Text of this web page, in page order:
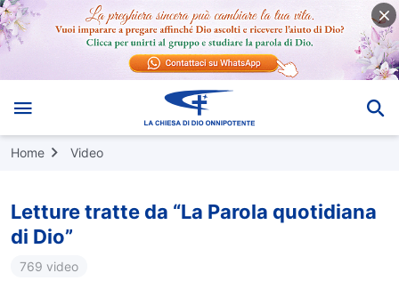
Home Video
Letture tratte da “La Parola quotidiana
di Dio”
769 video